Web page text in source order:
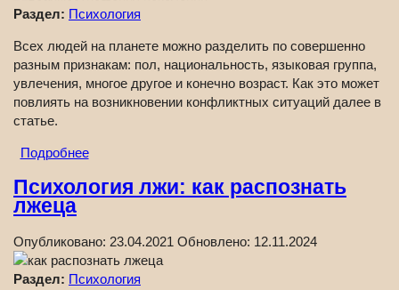
Раздел: Психология
Всех людей на планете можно разделить по совершенно
разным признакам: пол, национальность, языковая группа,
увлечения, многое другое и конечно возраст. Как это может
повлиять на возникновении конфликтных ситуаций далее в
статье.
Подробнее
Психология лжи: как распознать
лжеца
Опубликовано: 23.04.2021 Обновлено: 12.11.2024
Раздел: Психология